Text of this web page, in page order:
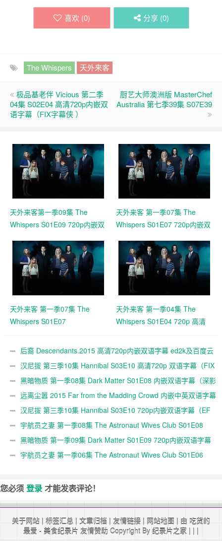
喜欢 (0) 分享 (0)
The Whispers 天外来客
极品基老伴 Vicious 第二季
04集 S02E04 高清720p内嵌双
语字幕（FIX字幕侠 ）
厨艺大师澳洲版 MasterChef
Australia 第七季39集 S07E39
天外来客第一季09集 The
Whispers S01E09 720p内嵌双
天外来客 第一季07集 The
Whispers S01E07 720p内嵌双
天外来客 第一季07集 The
Whispers S01E07
天外来客 第一季04集 The
Whispers S01E04 720p 高清
后裔 Descendants.2015 高清720p内嵌双语字幕 ed2k及百度云
下载汉尼拔 第三季10集 Hannibal S03E10 高清720p 双语字幕（FIX
字幕侠）
黑暗物质 第一季08集 Dark Matter S01E08 内嵌双语字幕（深影
字幕组）
远离尘嚣 2015 Far from the Madding Crowd 内嵌中英双语字幕
720P下载
汉尼拔 第三季10集 Hannibal S03E10 720p内嵌双语字幕（EF
字幕组）
宇航员之妻 第一季08集 The Astronaut Wives Club S01E08
720p双语字幕(EF字幕组)
黑暗物质 第一季09集 Dark Matter S01E09 720p内嵌双语字幕
（EF字幕组）
宇航员之妻 第一季06集 The Astronaut Wives Club S01E06
您必须 登录 才能发表评论！
关于网站 | 标签汇总 | 文章归档 | 友情链接 | 网站地图 | 由 吃货的
最爱 - 美食纪录片 友情赞助 Copyright By 纪录片之家 | | |